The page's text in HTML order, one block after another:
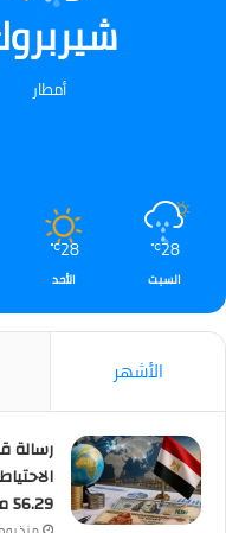
أمطار
28
℃
السبت
28
℃
الأحد
الأشهر
رسالة
56.29 مليار دولار بنهاية يوليو